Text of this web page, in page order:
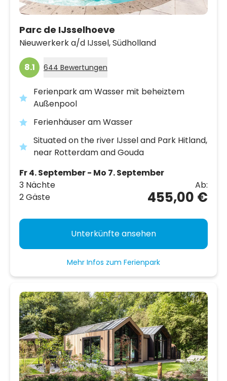
Parc de IJsselhoeve
Nieuwerkerk a/d IJssel,Südholland
8.1 644 Bewertungen
Ferienpark am Wasser mit beheiztem
Außenpool
Ferienhäuser am Wasser
Situated on the river IJssel and Park Hitland,
near Rotterdam and Gouda
Fr 4. September - Mo 7. September
3 Nächte
2 Gäste
Ab:
455,00 €
Unterkünfte ansehen
Mehr Infos zum Ferienpark